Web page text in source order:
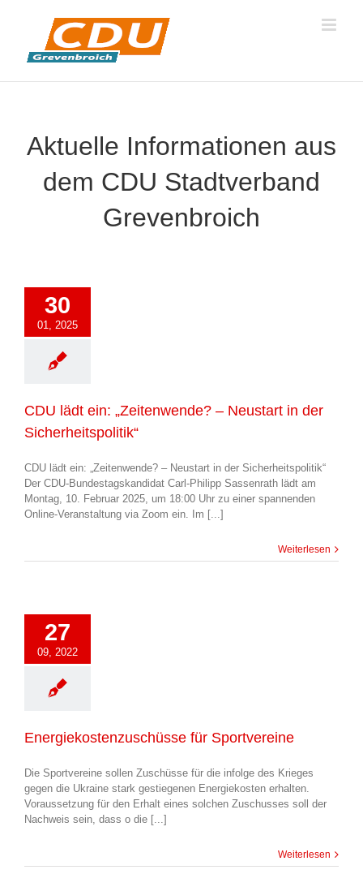
Aktuelle Informationen aus
dem CDU Stadtverband
Grevenbroich
30
01, 2025
CDU lädt ein: „Zeitenwende? – Neustart in der
Sicherheitspolitik“
CDU lädt ein: „Zeitenwende? – Neustart in der Sicherheitspolitik“
Der CDU-Bundestagskandidat Carl-Philipp Sassenrath lädt am
Montag, 10. Februar 2025, um 18:00 Uhr zu einer spannenden
Online-Veranstaltung via Zoom ein. Im [...]
Weiterlesen
27
09, 2022
Energiekostenzuschüsse für Sportvereine
Die Sportvereine sollen Zuschüsse für die infolge des Krieges
gegen die Ukraine stark gestiegenen Energiekosten erhalten.
Voraussetzung für den Erhalt eines solchen Zuschusses soll der
Nachweis sein, dass o die [...]
Weiterlesen